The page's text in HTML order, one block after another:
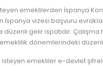
emeklilerden İspanya
İspanya vizesi başvuru
gelir ispatıdır.
dönemlerindeki
isteyen emekliler e-devlet